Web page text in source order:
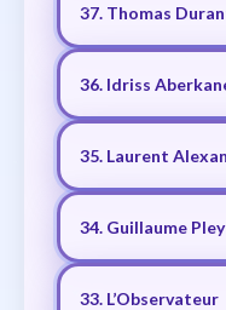
37. Thomas
36. Idriss
35. Laurent
34. Guillaume Pley
33. L’Observateur